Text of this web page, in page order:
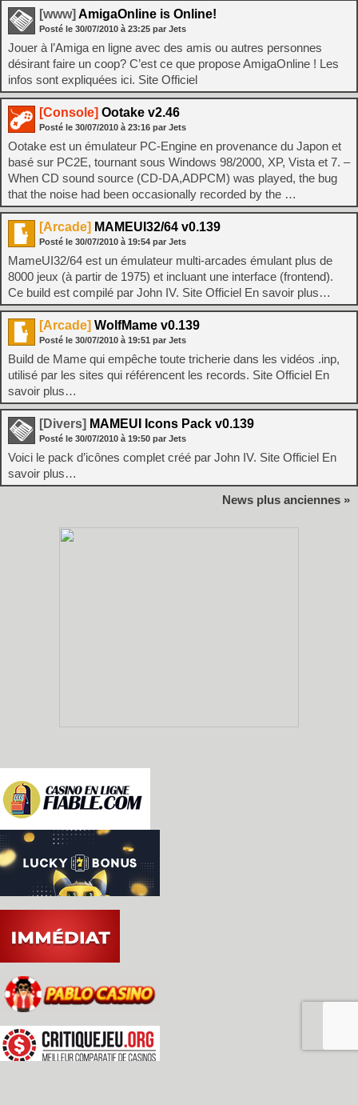
[www] AmigaOnline is Online!
Posté le 30/07/2010 à 23:25 par Jets
Jouer à l’Amiga en ligne avec des amis ou autres personnes
désirant faire un coop? C’est ce que propose AmigaOnline ! Les
infos sont expliquées ici. Site Officiel
[Console] Ootake v2.46
Posté le 30/07/2010 à 23:16 par Jets
Ootake est un émulateur PC-Engine en provenance du Japon et
basé sur PC2E, tournant sous Windows 98/2000, XP, Vista et 7. –
When CD sound source (CD-DA,ADPCM) was played, the bug
that the noise had been occasionally recorded by the …
[Arcade] MAMEUI32/64 v0.139
Posté le 30/07/2010 à 19:54 par Jets
MameUI32/64 est un émulateur multi-arcades émulant plus de
8000 jeux (à partir de 1975) et incluant une interface (frontend).
Ce build est compilé par John IV. Site Officiel En savoir plus…
[Arcade] WolfMame v0.139
Posté le 30/07/2010 à 19:51 par Jets
Build de Mame qui empêche toute tricherie dans les vidéos .inp,
utilisé par les sites qui référencent les records. Site Officiel En
savoir plus…
[Divers] MAMEUI Icons Pack v0.139
Posté le 30/07/2010 à 19:50 par Jets
Voici le pack d’icônes complet créé par John IV. Site Officiel En
savoir plus…
News plus anciennes »